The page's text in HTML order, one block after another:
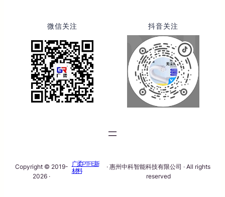
微信关注 抖音关注
Copyright © 2019-
2026 ·
广柔PTFE新
材料
· 惠州中科智能科技有限公司 · All rights
reserved